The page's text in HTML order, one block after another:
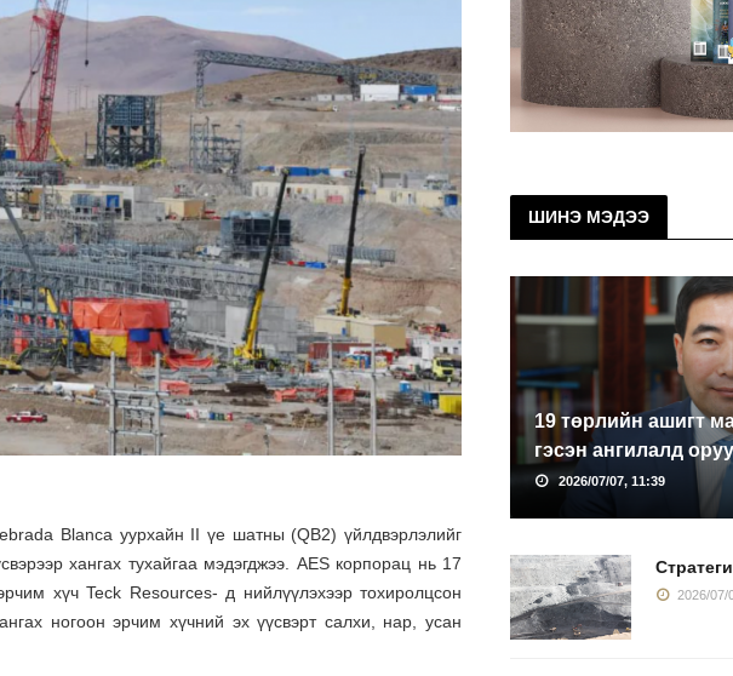
Blanca уурхайн II үе шатны (QB2) үйлдвэрлэлийг
хангах тухайгаа мэдэгджээ. AES корпорац нь 17
хүч Teck Resources- д нийлүүлэхээр тохиролцсон
ногоон эрчим хүчний эх үүсвэрт салхи, нар, усан
ШИНЭ МЭДЭЭ
19 төрлийн ашигт
гэсэн ангилалд
2026/07/07, 11:39
2026/07/